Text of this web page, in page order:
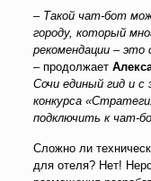
– Такой чат-бот
городу, который
рекомендации – это
– продолжает
Сочи единый гид и
конкурса
подключить к чат-
Сложно ли
для отеля? Нет!